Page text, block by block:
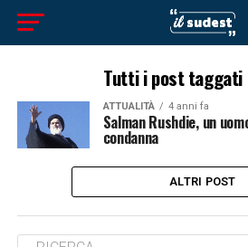
Tutti i post taggati
ATTUALITÀ 4 anni fa
Salman Rushdie, un
condanna
ALTRI POST